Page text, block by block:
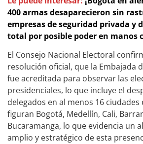
400 armas desaparecieron sin
empresas de seguridad privada y
total por posible poder en manos
El Consejo Nacional Electoral
resolución oficial, que la Embajada
fue acreditada para observar las
presidenciales, lo que incluye el
delegados en al menos 16 ciudades
figuran Bogotá, Medellín, Cali,
Bucaramanga, lo que evidencia un
amplio y estratégico de esta